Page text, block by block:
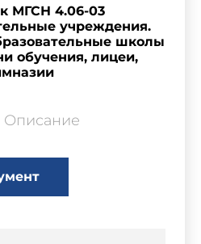
МГСН 4.06-03
учреждения.
школы
обучения, лицеи,
Описание